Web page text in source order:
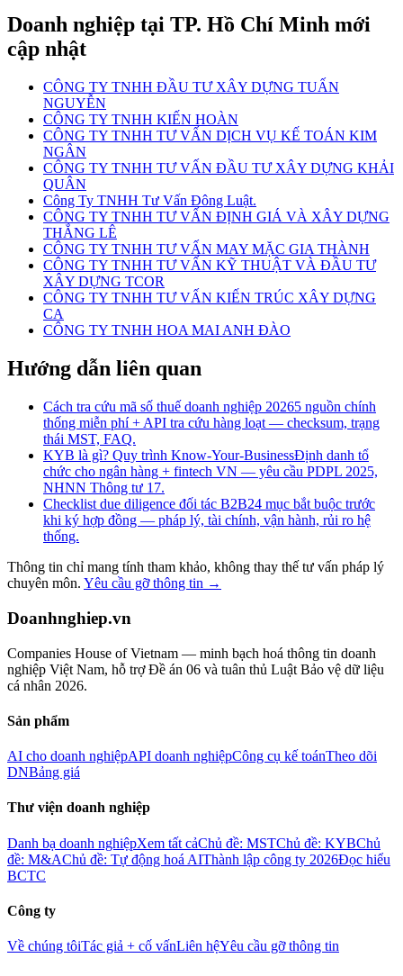
Doanh nghiệp tại TP. Hồ Chí Minh mới
cập nhật
CÔNG TY TNHH ĐẦU TƯ XÂY DỰNG TUẤN
NGUYỄN
CÔNG TY TNHH KIẾN HOÀN
CÔNG TY TNHH TƯ VẤN DỊCH VỤ KẾ TOÁN KIM
NGÂN
CÔNG TY TNHH TƯ VẤN ĐẦU TƯ XÂY DỰNG KHẢI
QUÂN
Công Ty TNHH Tư Vấn Đông Luật.
CÔNG TY TNHH TƯ VẤN ĐỊNH GIÁ VÀ XÂY DỰNG
THẮNG LÊ
CÔNG TY TNHH TƯ VẤN MAY MẶC GIA THÀNH
CÔNG TY TNHH TƯ VẤN KỸ THUẬT VÀ ĐẦU TƯ
XÂY DỰNG TCOR
CÔNG TY TNHH TƯ VẤN KIẾN TRÚC XÂY DỰNG
CA
CÔNG TY TNHH HOA MAI ANH ĐÀO
Hướng dẫn liên quan
Cách tra cứu mã số thuế doanh nghiệp 20265 nguồn chính
thống miễn phí + API tra cứu hàng loạt — checksum, trạng
thái MST, FAQ.
KYB là gì? Quy trình Know-Your-BusinessĐịnh danh tổ
chức cho ngân hàng + fintech VN — yêu cầu PDPL 2025,
NHNN Thông tư 17.
Checklist due diligence đối tác B2B24 mục bắt buộc trước
khi ký hợp đồng — pháp lý, tài chính, vận hành, rủi ro hệ
thống.
Thông tin chỉ mang tính tham khảo, không thay thế tư vấn pháp lý
chuyên môn. Yêu cầu gỡ thông tin →
Doanhnghiep.vn
Companies House of Vietnam — minh bạch hoá thông tin doanh
nghiệp Việt Nam, hỗ trợ Đề án 06 và tuân thủ Luật Bảo vệ dữ liệu
cá nhân 2026.
Sản phẩm
AI cho doanh nghiệpAPI doanh nghiệpCông cụ kế toánTheo dõi
DNBảng giá
Thư viện doanh nghiệp
Danh bạ doanh nghiệpXem tất cảChủ đề: MSTChủ đề: KYBChủ
đề: M&AChủ đề: Tự động hoá AIThành lập công ty 2026Đọc hiểu
BCTC
Công ty
Về chúng tôiTác giả + cố vấnLiên hệYêu cầu gỡ thông tin